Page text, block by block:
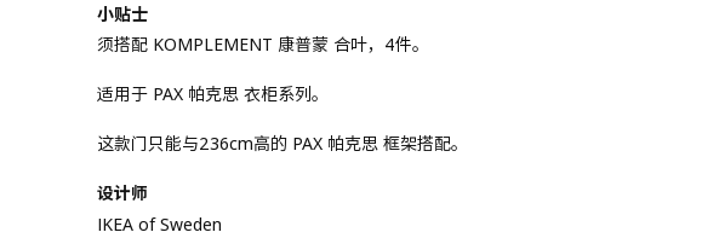
小贴士
须搭配 KOMPLEMENT 康普蒙 合叶，4件。
适用于 PAX 帕克思 衣柜系列。
这款门只能与236cm高的 PAX 帕克思 框架搭配。
设计师
IKEA of Sweden